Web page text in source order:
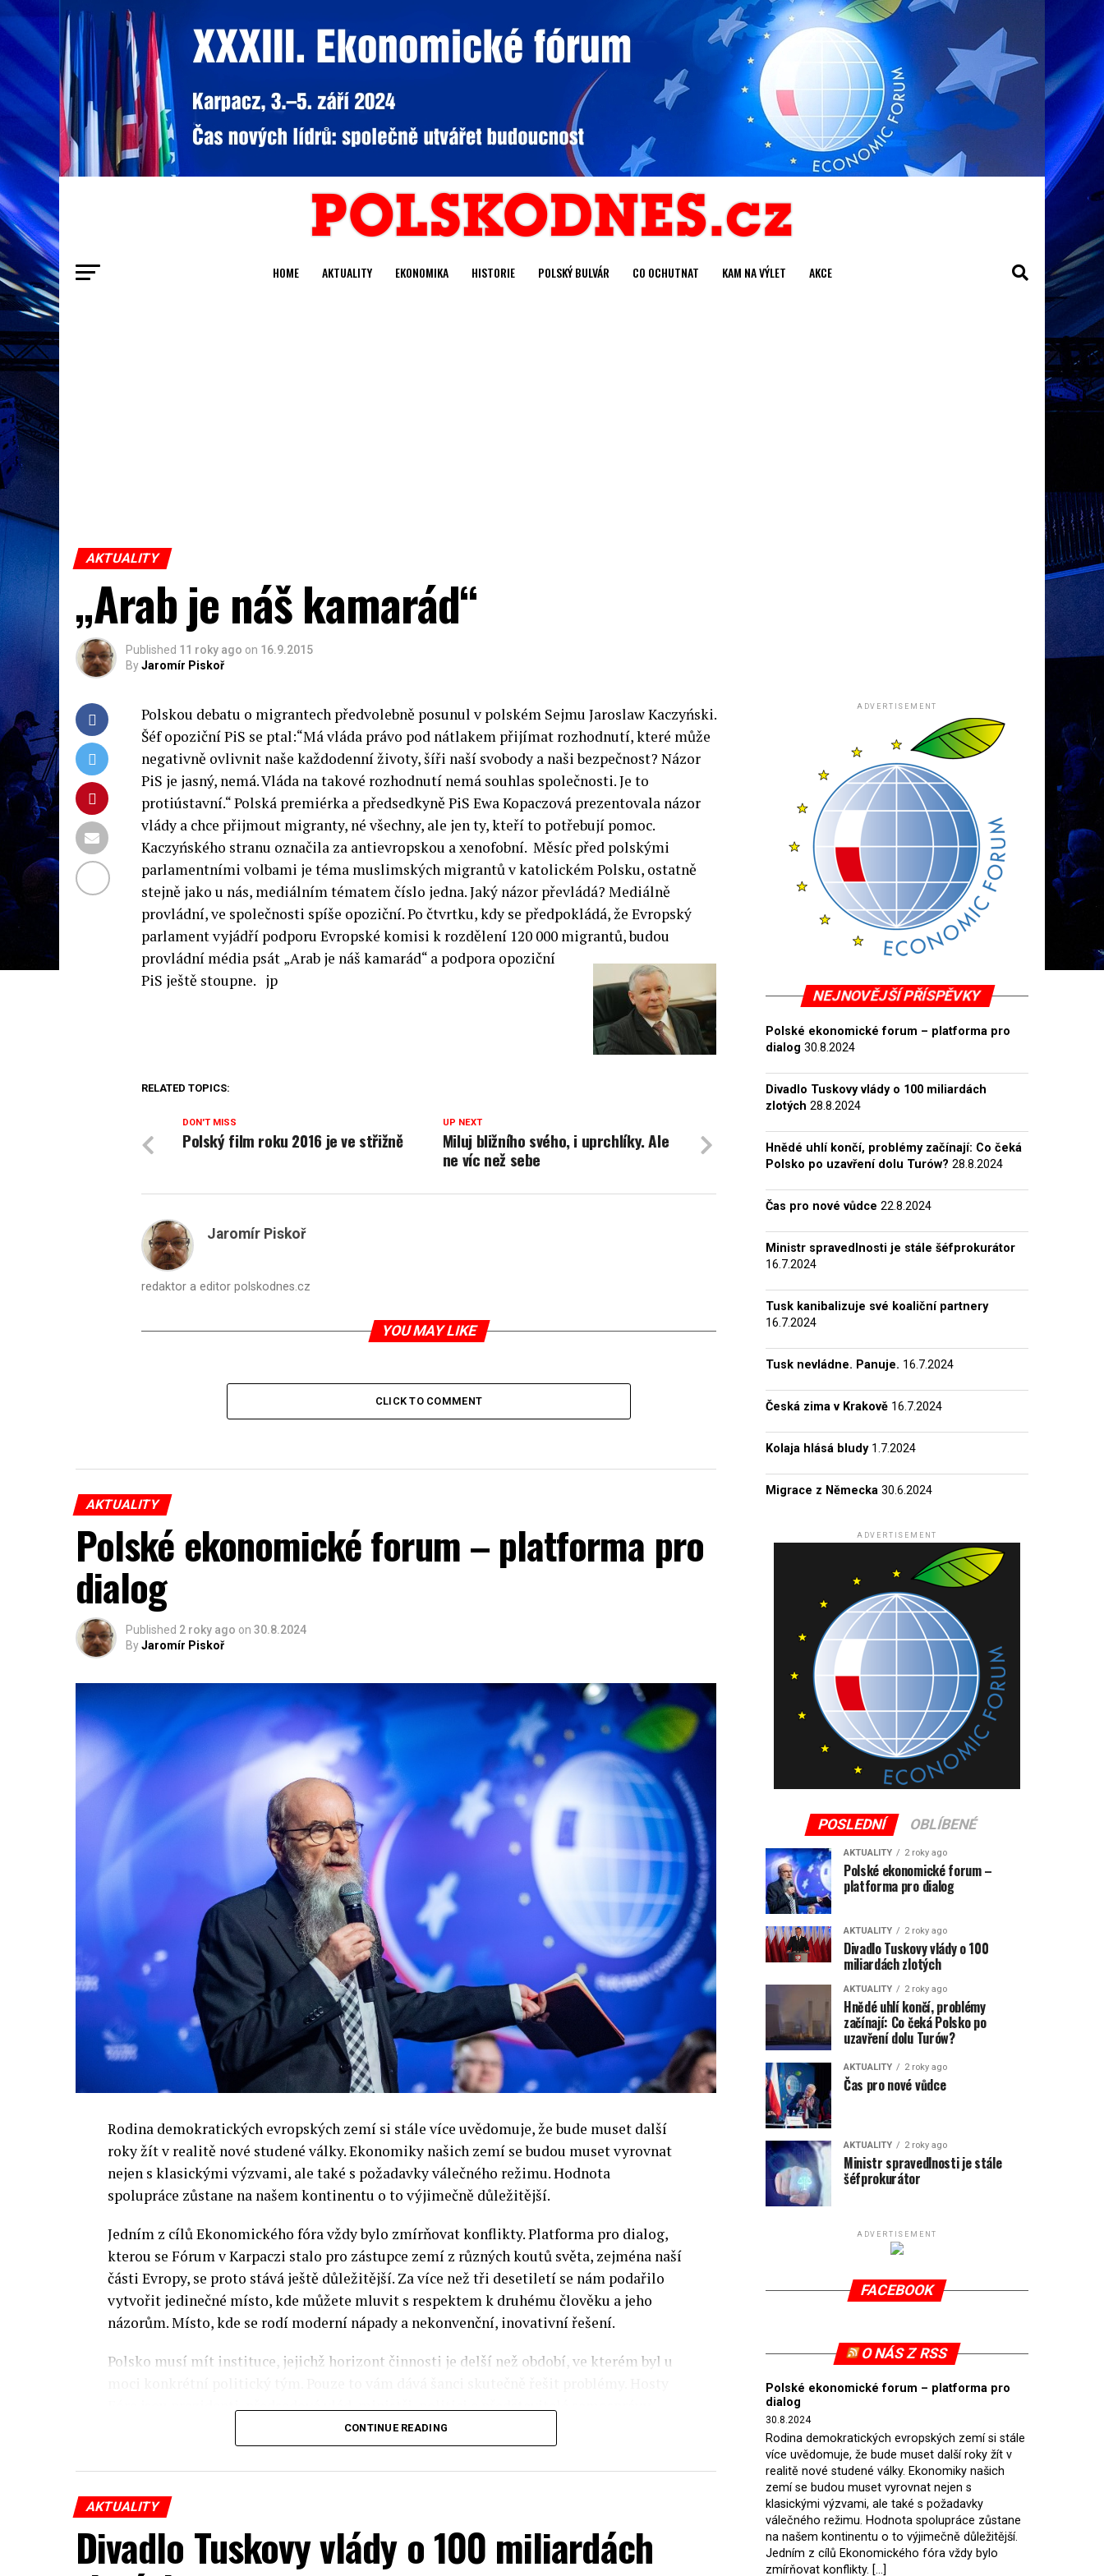
HOME AKTUALITY EKONOMIKA HISTORIE POLSKÝ BULVÁR CO OCHUTNAT KAM NA VÝLET AKCE
AKTUALITY
„Arab je náš kamarád“
Published 11 roky ago on 16.9.2015
ByJaromír Piskoř
Polskou debatu o migrantech předvolebně posunul v polském Sejmu Jaroslaw Kaczyński.
Šéf opoziční PiS se ptal:“Má vláda právo pod nátlakem přijímat rozhodnutí, které může
negativně ovlivnit naše každodenní životy, šíři naší svobody a naši bezpečnost? Názor
PiS je jasný, nemá. Vláda na takové rozhodnutí nemá souhlas společnosti. Je to
protiústavní.“ Polská premiérka a předsedkyně PiS Ewa Kopaczová prezentovala názor
vlády a chce přijmout migranty, né všechny, ale jen ty, kteří to potřebují pomoc.
Kaczyńského stranu označila za antievropskou a xenofobní. Měsíc před polskými
parlamentními volbami je téma muslimských migrantů v katolickém Polsku, ostatně
stejně jako u nás, mediálním tématem číslo jedna. Jaký názor převládá? Mediálně
provládní, ve společnosti spíše opoziční. Po čtvrtku, kdy se předpokládá, že Evropský
parlament vyjádří podporu Evropské komisi k rozdělení 120 000 migrantů, budou
provládní média psát „Arab je náš kamarád“ a podpora opoziční
PiS ještě stoupne. jp
RELATED TOPICS:
UP NEXT
Miluj bližního svého, i uprchlíky. Ale
ne víc než sebe
DON'T MISS
Polský film roku 2016 je ve střižně
Jaromír Piskoř
redaktor a editor polskodnes.cz
YOU MAY LIKE
CLICK TO COMMENT
AKTUALITY
Polské ekonomické forum – platforma pro
dialog
Published 2 roky ago on 30.8.2024
ByJaromír Piskoř
Rodina demokratických evropských zemí si stále více uvědomuje, že bude muset další
roky žít v realitě nové studené války. Ekonomiky našich zemí se budou muset vyrovnat
nejen s klasickými výzvami, ale také s požadavky válečného režimu. Hodnota
spolupráce zůstane na našem kontinentu o to výjimečně důležitější.
Jedním z cílů Ekonomického fóra vždy bylo zmírňovat konflikty. Platforma pro dialog,
kterou se Fórum v Karpaczi stalo pro zástupce zemí z různých koutů světa, zejména naší
části Evropy, se proto stává ještě důležitější. Za více než tři desetiletí se nám podařilo
vytvořit jedinečné místo, kde můžete mluvit s respektem k druhému člověku a jeho
názorům. Místo, kde se rodí moderní nápady a nekonvenční, inovativní řešení.
Polsko musí mít instituce, jejichž horizont činnosti je delší než období, ve kterém byl u
Fóra jsou prezidenti, předsedové vlád, ministři, politici a představitelé samosprávy,
prezidenti korporací, lidé z kultury, renomovaní vědci, novináři a zástupci nevládních
umožňuje každoročně připravit obsahový program Ekonomického fóra, který se skládá z
více než 350 akcí týkajících se celého spektra témat ze světa evropské politiky.
inovativní ekonomiky, občanské společnosti, ochrany životního prostředí a bezpečnosti.
CONTINUE READING
AKTUALITY
Divadlo Tuskovy vlády o 100 miliardách
ADVERTISEMENT
NEJNOVĚJŠÍ PŘÍSPĚVKY
Polské ekonomické forum – platforma pro
dialog 30.8.2024
Divadlo Tuskovy vlády o 100 miliardách
zlotých 28.8.2024
Hnědé uhlí končí, problémy začínají: Co čeká
Polsko po uzavření dolu Turów? 28.8.2024
Čas pro nové vůdce 22.8.2024
Ministr spravedlnosti je stále šéfprokurátor
16.7.2024
Tusk kanibalizuje své koaliční partnery
16.7.2024
Tusk nevládne. Panuje. 16.7.2024
Česká zima v Krakově 16.7.2024
Kolaja hlásá bludy 1.7.2024
Migrace z Německa 30.6.2024
ADVERTISEMENT
POSLEDNÍ OBLÍBENÉ
AKTUALITY 2 roky ago
Polské ekonomické forum –
platforma pro dialog
AKTUALITY 2 roky ago
Divadlo Tuskovy vlády o 100
miliardách zlotých
AKTUALITY 2 roky ago
Hnědé uhlí končí, problémy
začínají: Co čeká Polsko po
uzavření dolu Turów?
AKTUALITY 2 roky ago
Čas pro nové vůdce
AKTUALITY 2 roky ago
Ministr spravedlnosti je stále
šéfprokurátor
ADVERTISEMENT
FACEBOOK
O NÁS Z RSS
Polské ekonomické forum – platforma pro
dialog
30.8.2024
Rodina demokratických evropských zemí si stále
více uvědomuje, že bude muset další roky žít v
realitě nové studené války. Ekonomiky našich
zemí se budou muset vyrovnat nejen s
klasickými výzvami, ale také s požadavky
válečného režimu. Hodnota spolupráce zůstane
na našem kontinentu o to výjimečně důležitější.
Jedním z cílů Ekonomického fóra vždy bylo
zmírňovat konflikty. […]